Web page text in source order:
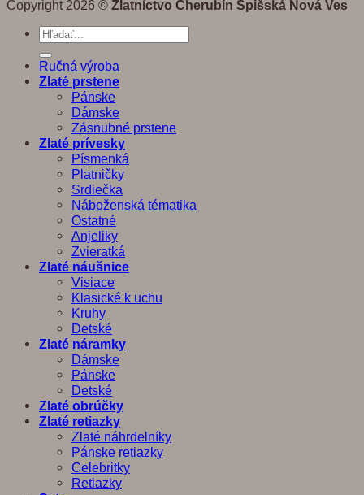
Copyright 2026 © Zlatníctvo Cherubín Spišská Nová Ves
Hľadať:
Ručná výroba
Zlaté prstene
Pánske
Dámske
Zásnubné prstene
Zlaté prívesky
Písmenká
Platničky
Srdiečka
Náboženská tématika
Ostatné
Anjeliky
Zvieratká
Zlaté náušnice
Visiace
Klasické k uchu
Kruhy
Detské
Zlaté náramky
Dámske
Pánske
Detské
Zlaté obrúčky
Zlaté retiazky
Zlaté náhrdelníky
Pánske retiazky
Celebritky
Retiazky